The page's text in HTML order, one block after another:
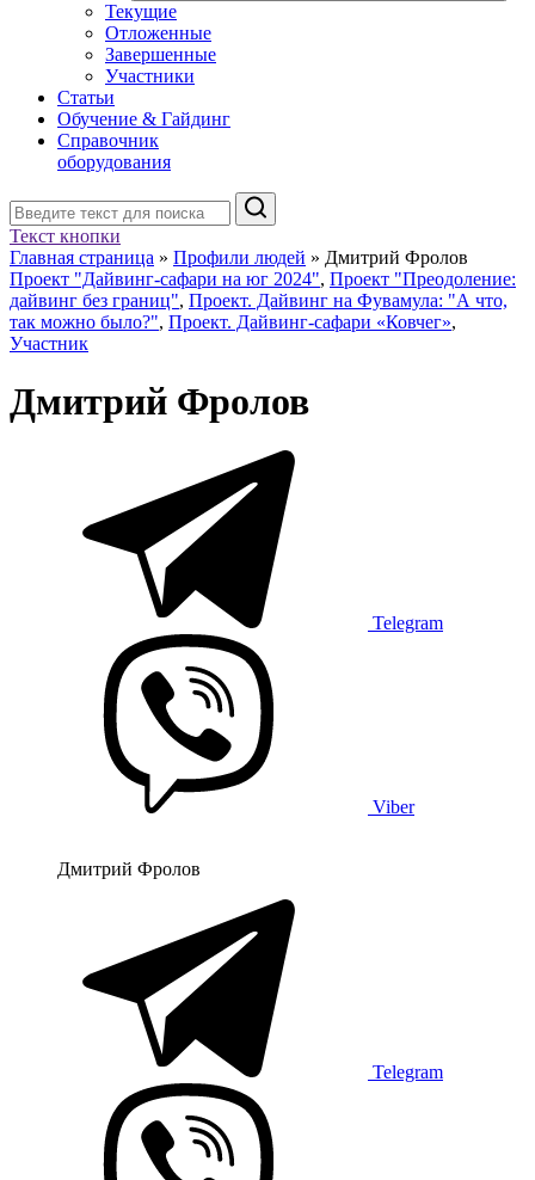
Текущие
Отложенные
Завершенные
Участники
Статьи
Обучение & Гайдинг
Справочник
оборудования
Поиск
Текст кнопки
Главная страница » Профили людей » Дмитрий Фролов
Проект "Дайвинг-сафари на юг 2024", Проект "Преодоление:
дайвинг без границ", Проект. Дайвинг на Фувамула: "А что,
так можно было?", Проект. Дайвинг-сафари «Ковчег»,
Участник
Дмитрий Фролов
Telegram
Viber
Дмитрий Фролов
Telegram